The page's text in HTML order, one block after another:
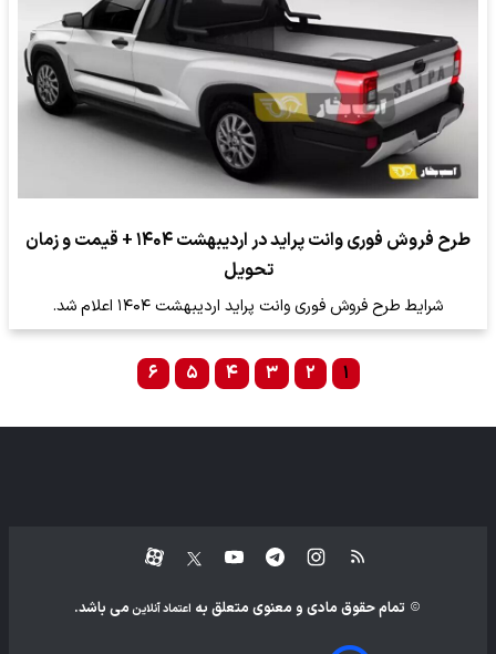
طرح فروش فوری وانت پراید در اردیبهشت ۱۴۰۴ + قیمت و زمان
تحویل
شرایط طرح فروش فوری وانت پراید اردیبهشت ۱۴۰۴ اعلام شد.
۱ ۲ ۳ ۴ ۵ ۶
تمام حقوق مادی و معنوی متعلق به اعتماد آنلاین می باشد.